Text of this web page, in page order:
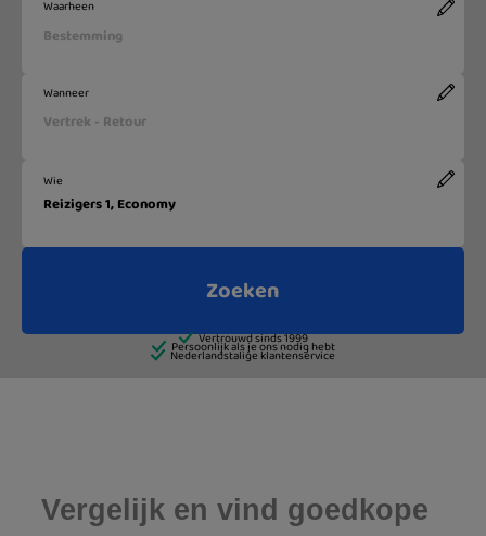
Vergelijk en vind goedkope